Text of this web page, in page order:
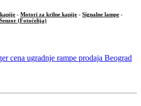
- Motori za krilne kapije - Signalne lampe -
Senzor (Fotoćelija)